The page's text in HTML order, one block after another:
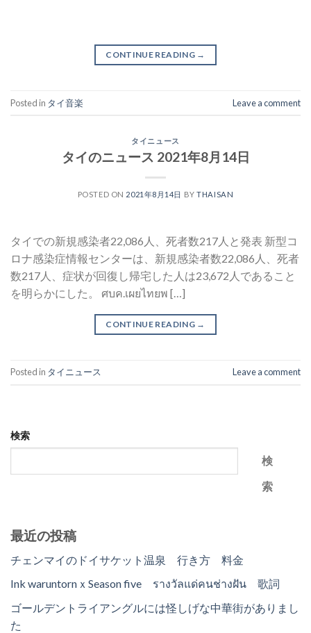
CONTINUE READING →
Posted in タイ音楽 Leave a comment
タイニュース
タイのニュース 2021年8月14日
POSTED ON 2021年8月14日 BYTHAISAN
タイでの新規感染者22,086人、死者数217人と発表 新型コ
ロナ感染症情報センターは、新規感染者数22,086人、死者
数217人、症状が回復し帰宅した人は23,672人であること
を明らかにした。 ศบค.เผยไทยพ […]
CONTINUE READING →
Posted in タイニュース Leave a comment
検索
検
索
最近の投稿
チェンマイのドイサケット温泉 行き方 料金
Ink waruntornｘSeason five รางวัลแด่คนช่างฝัน 歌詞
ゴールデントライアングルには怪しげな中華街がありまし
た